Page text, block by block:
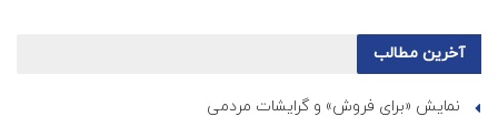
آخرین مطالب
نمایش «برای فروش» و گرایشات مردمی